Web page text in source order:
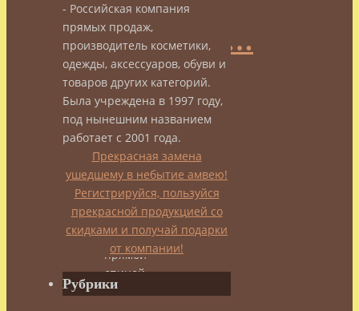
Попробуй…
●
Попробуй
неделю
ходить
и
сидеть
с
прямой
спиной,
и
- Российская компания
прямых продаж,
производитель косметики,
одежды, аксессуаров, обуви и
товаров других категорий.
Была учреждена в 1997 году,
под нынешним названием
работает с 2001 года.
Прекрасная замена
ушедшему в небытие амвею!
Регистрируйся, пользуйся
прекрасной продукцией со
скидками и получай подарки
от компании!
Рубрики